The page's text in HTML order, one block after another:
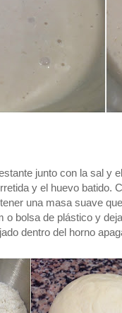
junto con la sal y
y el huevo
una masa suave
o bolsa de plástico y
dentro del horno